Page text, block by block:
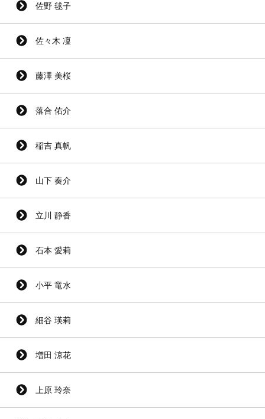
佐野 毬子
佐々木 凜
藤澤 美桜
落合 佑介
稲吉 真帆
山下 奏介
立川 静香
石本 愛莉
小平 竜水
細谷 瑛莉
増田 涼花
上原 玲奈